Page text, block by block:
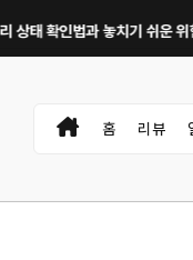
법과 놓치기 쉬운 위험 신호
홈 리뷰